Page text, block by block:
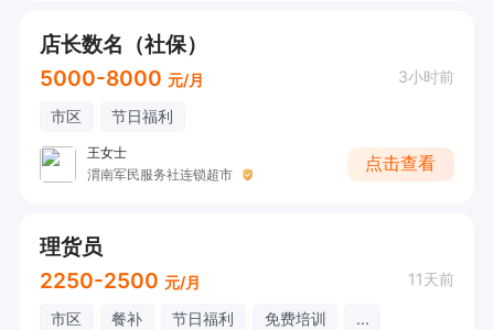
店长数名（社保）
5000-8000 元/月 3小时前
市区 节日福利
王女士
渭南军民服务社连锁超市
点击查看
理货员
2250-2500 元/月 11天前
市区 餐补 节日福利 免费培训 ...